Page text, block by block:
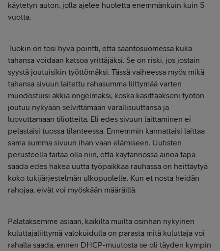
käytetyn auton, jolla ajelee huoletta enemmänkuin kuin 5
vuotta.
Tuokin on tosi hyvä pointti, että sääntösuomessa kuka
tahansa voidaan katsoa yrittäjäksi. Se on riski, jos jostain
syystä joutuisikin työttömäksi. Tässä vaiheessa myös mikä
tahansa sivuun laitettu rahasumma liittymää varten
muodostuisi äkkiä ongelmaksi, koska käsittääkseni työtön
joutuu nykyään selvittämään varallisuuttansa ja
luovuttamaan tiliotteita. Eli edes sivuun laittaminen ei
pelastaisi tuossa tilanteessa. Ennemmin kannattaisi laittaa
sama summa sivuun ihan vaan elämiseen. Uutisten
perusteella taitaa olla niin, että käytännössä ainoa tapa
saada edes hakea uutta työpaikkaa rauhassa on heittäytyä
koko tukijärjestelmän ulkopuolelle. Kun et nosta heidän
rahojaa, eivät voi myöskään määräillä.
Palataksemme asiaan, kaikilta muilta osinhan nykyinen
kuluttajaliittymä valokuidulla on parasta mitä kuluttaja voi
rahalla saada, ennen DHCP-muutosta se oli täyden kympin